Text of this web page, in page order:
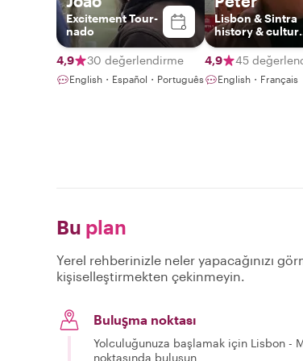
Excitement Tour-
nado
4,9 30 değerlendirme
English・Español・Português
Lisbon & Sintra
history &
specialist
4,9
45
English・Français
Bu plan
Yerel rehberinizle neler yapacağınızı
kişiselleştirmekten çekinmeyin.
Buluşma noktası
Yolculuğunuza başlamak için Lisbon -
noktasında buluşun